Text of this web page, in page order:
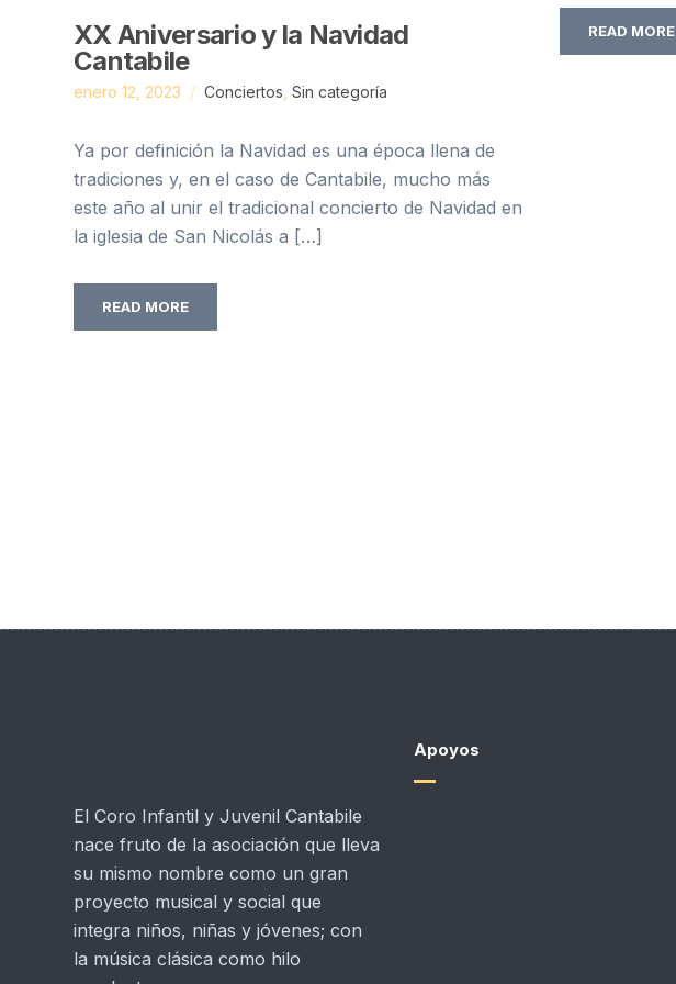
XX Aniversario y la Navidad
Cantabile
enero 12, 2023 Conciertos Sin categoría
Ya por definición la Navidad es una época llena de
tradiciones y, en el caso de Cantabile, mucho más
este año al unir el tradicional concierto de Navidad en
la iglesia de San Nicolás a […]
READ MORE
READ MORE
El Coro Infantil y Juvenil Cantabile
nace fruto de la asociación que lleva
su mismo nombre como un gran
proyecto musical y social que
integra niños, niñas y jóvenes; con
la música clásica como hilo
Apoyos